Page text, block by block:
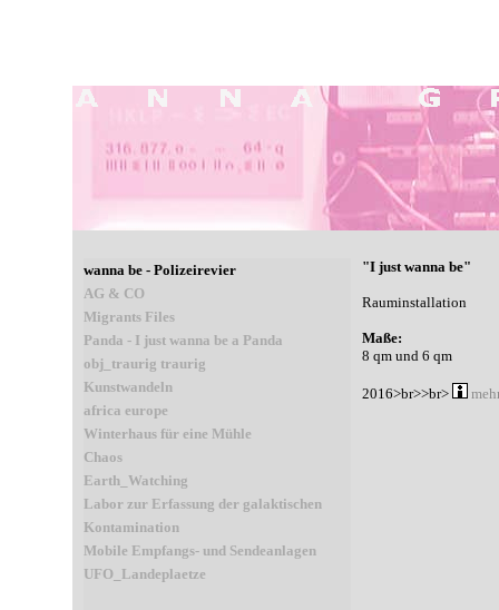
wanna be - Polizeirevier
AG & CO
Migrants Files
Panda - I just wanna be a Panda
obj_traurig traurig
Kunstwandeln
africa europe
Winterhaus für eine Mühle
Chaos
Earth_Watching
Labor zur Erfassung der galaktischen
Kontamination
Mobile Empfangs- und Sendeanlagen
UFO_Landeplaetze
"I just wanna be"
Rauminstallation
Maße:
8 qm und 6 qm
2016>br>>br>